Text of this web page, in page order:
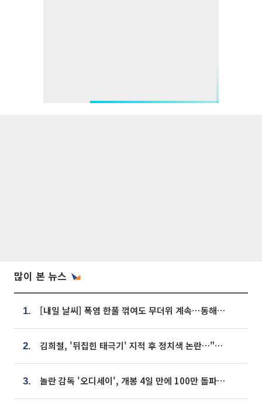
많이 본 뉴스
1. [내일 날씨] 폭염 한풀 꺾여도 무더위 계속⋯동해안 이틀 연속 비
2. 김희철, '뒤집힌 태극기' 지적 후 정치색 논란…"좌우 떠나 우리나라 국기"
3. 놀란 감독 '오디세이', 개봉 4일 만에 100만 돌파⋯'왕사남' 보다 빠르다